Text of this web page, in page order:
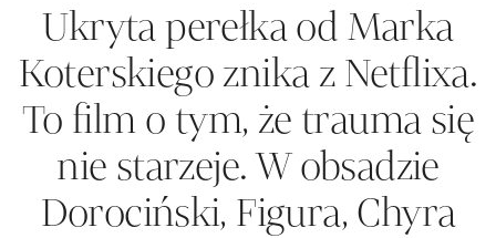
Ukryta perełka od Marka
Koterskiego znika z Netflixa.
To film o tym, że trauma się
nie starzeje. W obsadzie
Dorociński, Figura, Chyra